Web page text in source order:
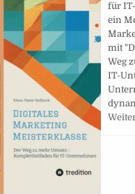
für
ein
mit
Weg
IT-